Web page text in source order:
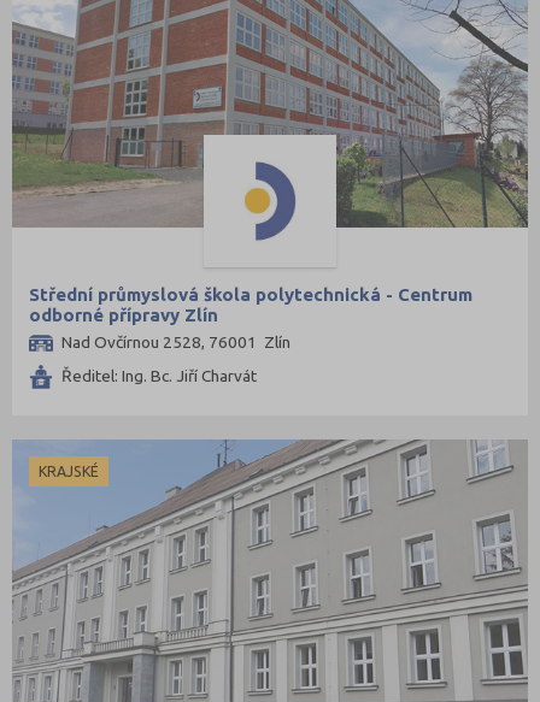
Střední průmyslová škola polytechnická - Centrum
odborné přípravy Zlín
Nad Ovčírnou 2528, 76001 Zlín
Ředitel: Ing. Bc. Jiří Charvát
KRAJSKÉ